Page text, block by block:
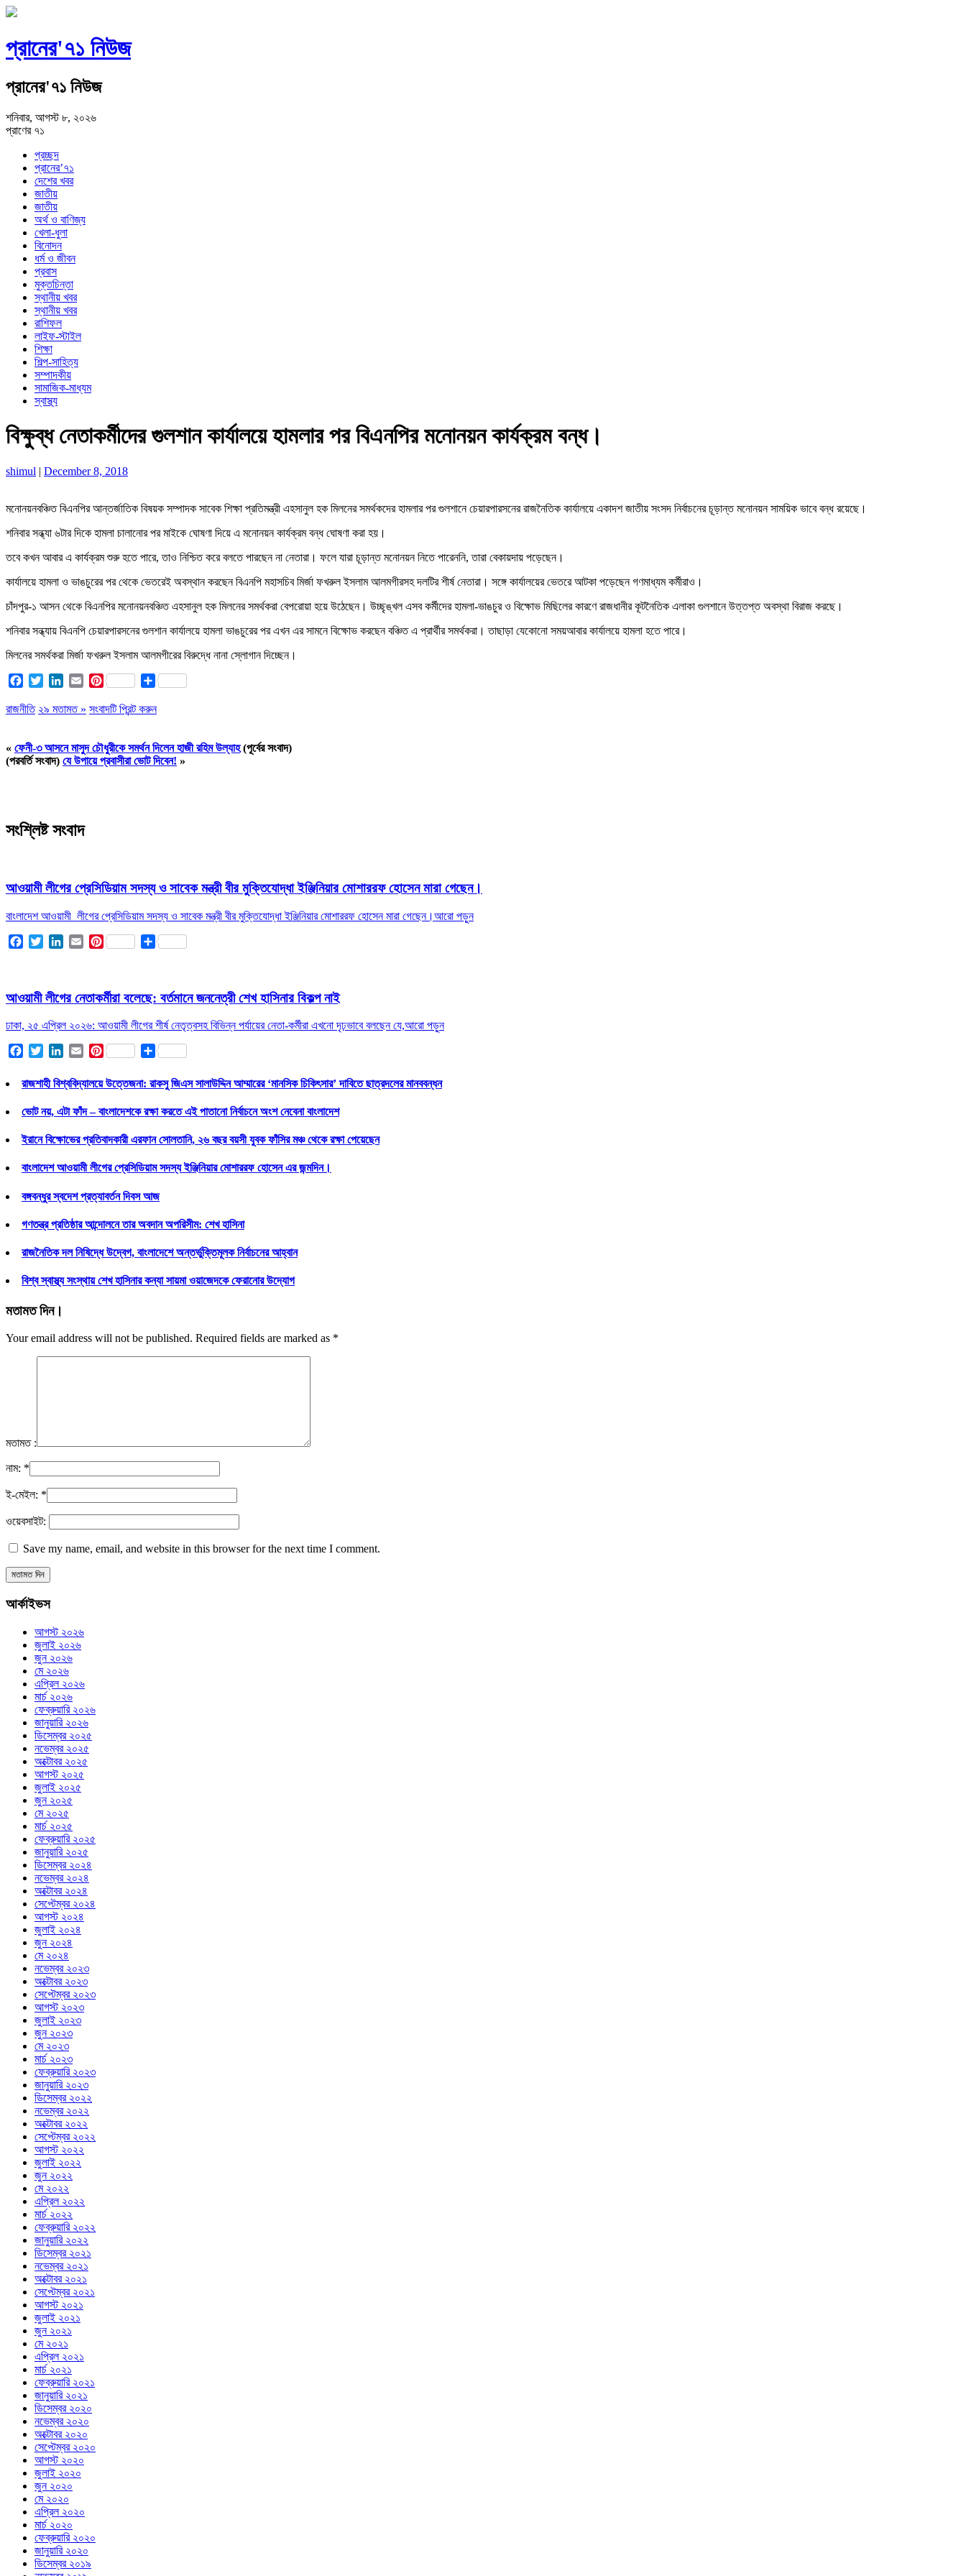
প্রানের'৭১ নিউজ
প্রানের'৭১ নিউজ
শনিবার, আগস্ট ৮, ২০২৬
প্রাণের ৭১
প্রচ্ছদ
প্রানের’৭১
দেশের খবর
জাতীয়
জাতীয়
অর্থ ও বাণিজ্য
খেলা-ধুলা
বিনোদন
ধর্ম ও জীবন
প্রবাস
মুক্তচিন্তা
স্থানীয় খবর
স্থানীয় খবর
রাশিফল
লাইফ-স্টাইল
শিক্ষা
শিল্প-সাহিত্য
সম্পাদকীয়
সামাজিক-মাধ্যম
স্বাস্থ্য
বিক্ষুব্ধ নেতাকর্মীদের গুলশান কার্যালয়ে হামলার পর বিএনপির মনোনয়ন কার্যক্রম বন্ধ।
shimul | December 8, 2018
মনোনয়নবঞ্চিত বিএনপির আন্তর্জাতিক বিষয়ক সম্পাদক সাবেক শিক্ষা প্রতিমন্ত্রী এহসানুল হক মিলনের সমর্থকদের হামলার পর গুলশানে চেয়ারপারসনের রাজনৈতিক কার্যালয়ে একাদশ জাতীয় সংসদ নির্বাচনের চূড়ান্ত মনোনয়ন সাময়িক ভাবে বন্ধ রয়েছে।
শনিবার সন্ধ্যা ৬টার দিকে হামলা চালানোর পর মাইকে ঘোষণা দিয়ে এ মনোনয়ন কার্যক্রম বন্ধ ঘোষণা করা হয়।
তবে কখন আবার এ কার্যক্রম শুরু হতে পারে, তাও নিশ্চিত করে বলতে পারছেন না নেতারা। ফলে যারা চূড়ান্ত মনোনয়ন নিতে পারেননি, তারা বেকায়দায় পড়েছেন।
কার্যালয়ে হামলা ও ভাঙচুরের পর থেকে ভেতরেই অবস্থান করছেন বিএনপি মহাসচিব মির্জা ফখরুল ইসলাম আলমগীরসহ দলটির শীর্ষ নেতারা। সঙ্গে কার্যালয়ের ভেতরে আটকা পড়েছেন গণমাধ্যম কর্মীরাও।
চাঁদপুর-১ আসন থেকে বিএনপির মনোনয়নবঞ্চিত এহসানুল হক মিলনের সমর্থকরা বেপরোয়া হয়ে উঠেছেন। উচ্ছৃঙ্খল এসব কর্মীদের হামলা-ভাঙচুর ও বিক্ষোভ মিছিলের কারণে রাজধানীর কূটনৈতিক এলাকা গুলশানে উত্তপ্ত অবস্থা বিরাজ করছে।
শনিবার সন্ধ্যায় বিএনপি চেয়ারপারসনের গুলশান কার্যালয়ে হামলা ভাঙচুরের পর এখন এর সামনে বিক্ষোভ করছেন বঞ্চিত এ প্রার্থীর সমর্থকরা। তাছাড়া যেকোনো সময়আবার কার্যালয়ে হামলা হতে পারে।
মিলনের সমর্থকরা মির্জা ফখরুল ইসলাম আলমগীরের বিরুদ্ধে নানা স্লোগান দিচ্ছেন।
FacebookTwitterLinkedIn
EmailPinterest Share
রাজনীতি ২৯ মতামত » সংবাদটি প্রিন্ট করুন
« ফেনী-৩ আসনে মাসুদ চৌধুরীকে সমর্থন দিলেন হাজী রহিম উল্যাহ(পূর্বের সংবাদ)
(পরবর্তি সংবাদ) যে উপায়ে প্রবাসীরা ভোট দিবেন! »
সংশ্লিষ্ট সংবাদ
আওয়ামী লীগের প্রেসিডিয়াম সদস্য ও সাবেক মন্ত্রী বীর মুক্তিযোদ্ধা ইঞ্জিনিয়ার মোশাররফ হোসেন মারা গেছেন।
বাংলাদেশ আওয়ামী লীগের প্রেসিডিয়াম সদস্য ও সাবেক মন্ত্রী বীর মুক্তিযোদ্ধা ইঞ্জিনিয়ার মোশাররফ হোসেন মারা গেছেন। আরো পড়ুন
FacebookTwitterLinkedIn
EmailPinterest Share
আওয়ামী লীগের নেতাকর্মীরা বলেছে: বর্তমানে জননেত্রী শেখ হাসিনার বিকল্প নাই
ঢাকা, ২৫ এপ্রিল ২০২৬: আওয়ামী লীগের শীর্ষ নেতৃত্বসহ বিভিন্ন পর্যায়ের নেতা-কর্মীরা এখনো দৃঢ়ভাবে বলছেন যে,আরো পড়ুন
FacebookTwitterLinkedIn
EmailPinterest Share
রাজশাহী বিশ্ববিদ্যালয়ে উত্তেজনা: রাকসু জিএস সালাউদ্দিন আম্মারের ‘মানসিক চিকিৎসার’ দাবিতে ছাত্রদলের মানববন্ধন
ভোট নয়, এটা ফাঁদ – বাংলাদেশকে রক্ষা করতে এই পাতানো নির্বাচনে অংশ নেবেনা বাংলাদেশ
ইরানে বিক্ষোভের প্রতিবাদকারী এরফান সোলতানি, ২৬ বছর বয়সী যুবক ফাঁসির মঞ্চ থেকে রক্ষা পেয়েছেন
বাংলাদেশ আওয়ামী লীগের প্রেসিডিয়াম সদস্য ইঞ্জিনিয়ার মোশাররফ হোসেন এর জন্মদিন।
বঙ্গবন্ধুর স্বদেশ প্রত্যাবর্তন দিবস আজ
গণতন্ত্র প্রতিষ্ঠার আন্দোলনে তার অবদান অপরিসীম: শেখ হাসিনা
রাজনৈতিক দল নিষিদ্ধে উদ্বেগ, বাংলাদেশে অন্তর্ভুক্তিমূলক নির্বাচনের আহ্বান
বিশ্ব স্বাস্থ্য সংস্থায় শেখ হাসিনার কন্যা সায়মা ওয়াজেদকে ফেরানোর উদ্যোগ
মতামত দিন।
Your email address will not be published. Required fields are marked as *
মতামত :
নাম: *
ই-মেইল: *
ওয়েবসাইট:
Save my name, email, and website in this browser for the next time I comment.
আর্কাইভস
আগস্ট ২০২৬
জুলাই ২০২৬
জুন ২০২৬
মে ২০২৬
এপ্রিল ২০২৬
মার্চ ২০২৬
ফেব্রুয়ারি ২০২৬
জানুয়ারি ২০২৬
ডিসেম্বর ২০২৫
নভেম্বর ২০২৫
অক্টোবর ২০২৫
আগস্ট ২০২৫
জুলাই ২০২৫
জুন ২০২৫
মে ২০২৫
মার্চ ২০২৫
ফেব্রুয়ারি ২০২৫
জানুয়ারি ২০২৫
ডিসেম্বর ২০২৪
নভেম্বর ২০২৪
অক্টোবর ২০২৪
সেপ্টেম্বর ২০২৪
আগস্ট ২০২৪
জুলাই ২০২৪
জুন ২০২৪
মে ২০২৪
নভেম্বর ২০২৩
অক্টোবর ২০২৩
সেপ্টেম্বর ২০২৩
আগস্ট ২০২৩
জুলাই ২০২৩
জুন ২০২৩
মে ২০২৩
মার্চ ২০২৩
ফেব্রুয়ারি ২০২৩
জানুয়ারি ২০২৩
ডিসেম্বর ২০২২
নভেম্বর ২০২২
অক্টোবর ২০২২
সেপ্টেম্বর ২০২২
আগস্ট ২০২২
জুলাই ২০২২
জুন ২০২২
মে ২০২২
এপ্রিল ২০২২
মার্চ ২০২২
ফেব্রুয়ারি ২০২২
জানুয়ারি ২০২২
ডিসেম্বর ২০২১
নভেম্বর ২০২১
অক্টোবর ২০২১
সেপ্টেম্বর ২০২১
আগস্ট ২০২১
জুলাই ২০২১
জুন ২০২১
মে ২০২১
এপ্রিল ২০২১
মার্চ ২০২১
ফেব্রুয়ারি ২০২১
জানুয়ারি ২০২১
ডিসেম্বর ২০২০
নভেম্বর ২০২০
অক্টোবর ২০২০
সেপ্টেম্বর ২০২০
আগস্ট ২০২০
জুলাই ২০২০
জুন ২০২০
মে ২০২০
এপ্রিল ২০২০
মার্চ ২০২০
ফেব্রুয়ারি ২০২০
জানুয়ারি ২০২০
ডিসেম্বর ২০১৯